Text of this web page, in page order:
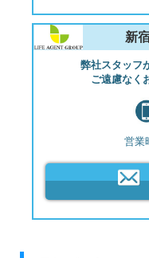
新
弊社スタッフ
ご遠慮なく
営業